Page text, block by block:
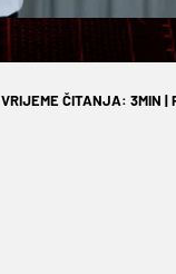
VRIJEME ČITANJA: 3MIN |